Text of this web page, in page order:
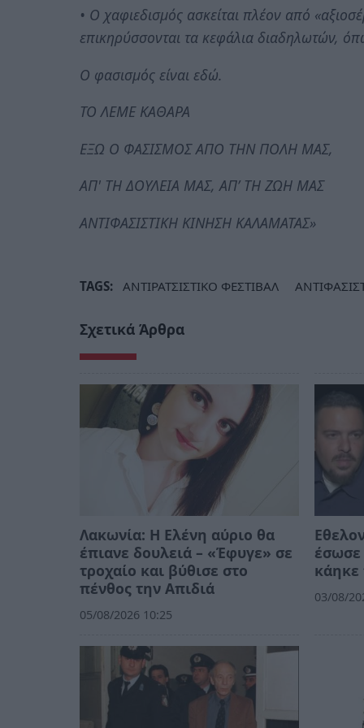
• Ο χαφιεδισμός ασκείται πλέον από
επικηρύσσονται τα κεφάλια διαδηλωτών,
Ο φασισμός είναι εδώ.
ΤΟ ΛΕΜΕ ΚΑΘΑΡΑ
ΕΞΩ Ο ΦΑΣΙΣΜΟΣ ΑΠΟ ΤΗΝ ΠΟΛΗ ΜΑΣ,
ΑΠ' ΤΗ ΔΟΥΛΕΙΑ ΜΑΣ, ΑΠ’ ΤΗ ΖΩΗ ΜΑΣ
ΑΝΤΙΦΑΣΙΣΤΙΚΗ ΚΙΝΗΣΗ ΚΑΛΑΜΑΤΑΣ»
TAGS: ΑΝΤΙΡΑΤΣΙΣΤΙΚΟ ΦΕΣΤΙΒΑΛ
Σχετικά Άρθρα
Λακωνία: Η Ελένη αύριο θα
έπιανε δουλειά – «Έφυγε» σε
τροχαίο και βύθισε στο
πένθος την Απιδιά
05/08/2026 10:25
έσωσε
κάηκε
03/08/